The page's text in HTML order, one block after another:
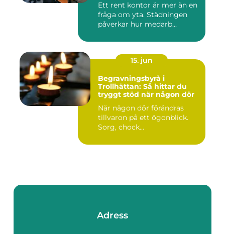
Ett rent kontor är mer än en
fråga om yta. Städningen
påverkar hur medarb...
15. jun
Begravningsbyrå i
Trollhättan: Så hittar du
tryggt stöd när någon dör
När någon dör förändras
tillvaron på ett ögonblick.
Sorg, chock...
Adress